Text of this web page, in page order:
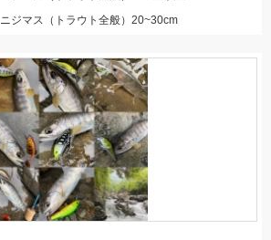
ニジマス（トラウト全般）20~30cm